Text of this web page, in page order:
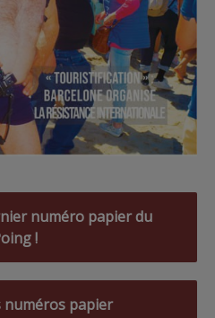
numéro papier du
!
numéros papier